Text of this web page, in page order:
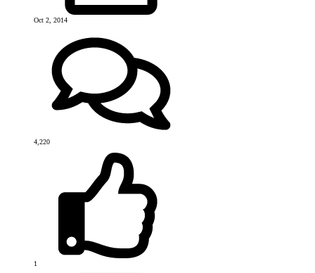
Oct 2, 2014
4,220
1